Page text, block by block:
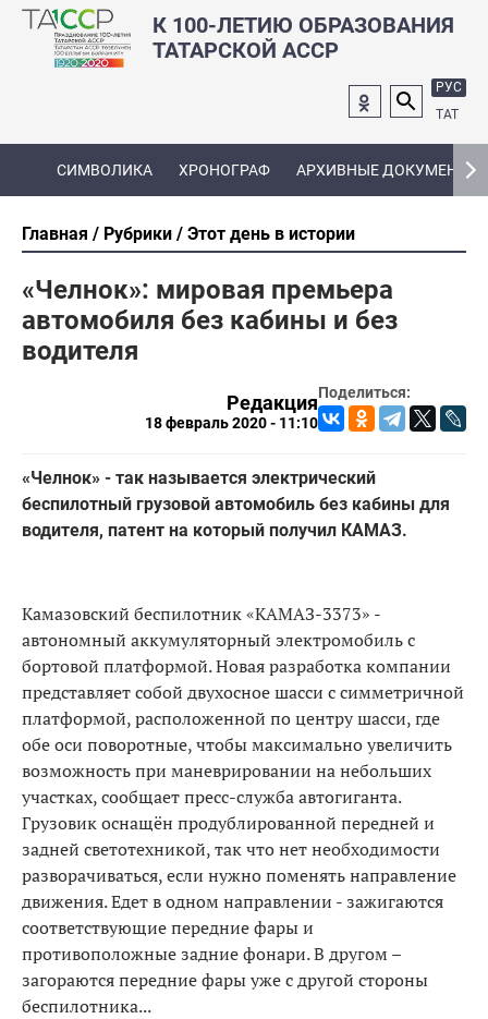
К 100-ЛЕТИЮ ОБРАЗОВАНИЯ
ТАТАРСКОЙ АССР
РУС
ТАТ
СИМВОЛИКА ХРОНОГРАФ АРХИВНЫЕ ДОКУМЕНТЫ
Главная Рубрики Этот день в истории
«Челнок»: мировая премьера
автомобиля без кабины и без
водителя
Поделиться:
Редакция
18 февраль 2020 - 11:10
«Челнок» - так называется электрический
беспилотный грузовой автомобиль без кабины для
водителя, патент на который получил КАМАЗ.
Камазовский беспилотник «КАМАЗ-3373» -
автономный аккумуляторный электромобиль с
бортовой платформой. Новая разработка компании
представляет собой двухосное шасси с симметричной
платформой, расположенной по центру шасси, где
обе оси поворотные, чтобы максимально увеличить
возможность при маневрировании на небольших
участках, сообщает пресс-служба автогиганта.
Грузовик оснащён продублированной передней и
задней светотехникой, так что нет необходимости
разворачиваться, если нужно поменять направление
движения. Едет в одном направлении - зажигаются
соответствующие передние фары и
противоположные задние фонари. В другом –
загораются передние фары уже с другой стороны
беспилотника...